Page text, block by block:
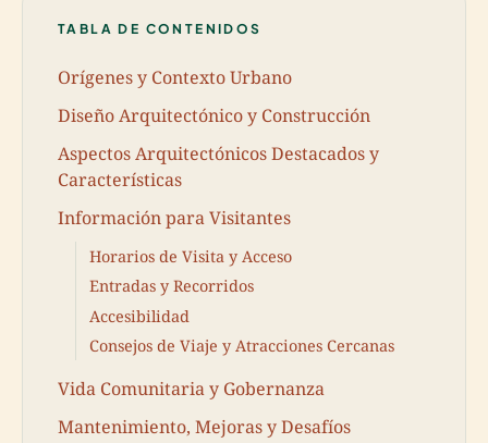
TABLA DE CONTENIDOS
Orígenes y Contexto Urbano
Diseño Arquitectónico y Construcción
Aspectos Arquitectónicos Destacados y
Características
Información para Visitantes
Horarios de Visita y Acceso
Entradas y Recorridos
Accesibilidad
Consejos de Viaje y Atracciones Cercanas
Vida Comunitaria y Gobernanza
Mantenimiento, Mejoras y Desafíos